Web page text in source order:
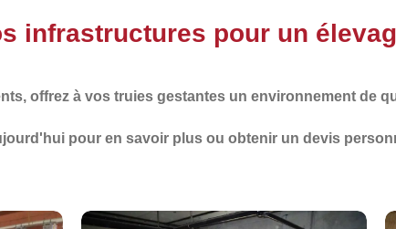
infrastructures pour un
, offrez à vos truies gestantes un environnement de
pour en savoir plus ou obtenir un devis